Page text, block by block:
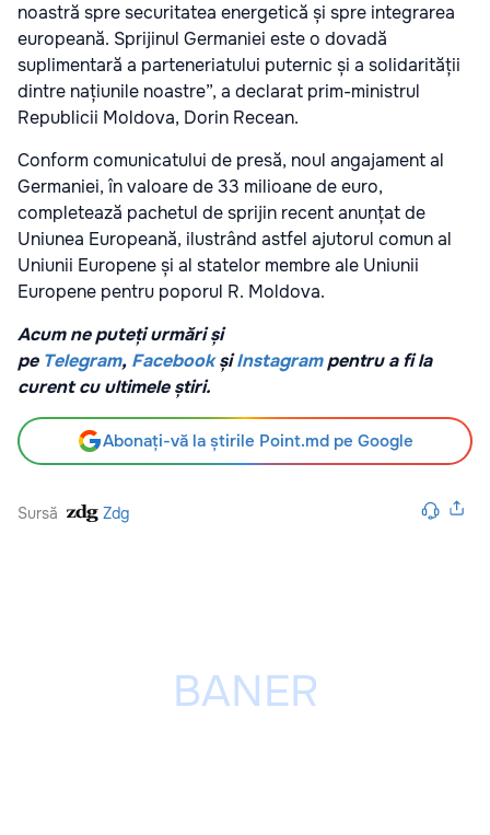
noastră spre securitatea energetică și spre integrarea
europeană. Sprijinul Germaniei este o dovadă
suplimentară a parteneriatului puternic și a solidarității
dintre națiunile noastre”, a declarat prim-ministrul
Republicii Moldova, Dorin Recean.
Conform comunicatului de presă, noul angajament al
Germaniei, în valoare de 33 milioane de euro,
completează pachetul de sprijin recent anunțat de
Uniunea Europeană, ilustrând astfel ajutorul comun al
Uniunii Europene și al statelor membre ale Uniunii
Europene pentru poporul R. Moldova.
Acum ne puteți urmări și
pe Telegram, Facebook șiInstagrampentru a fi la
curent cu ultimele știri.
Abonați-vă la știrile Point.md pe Google
Sursă Zdg